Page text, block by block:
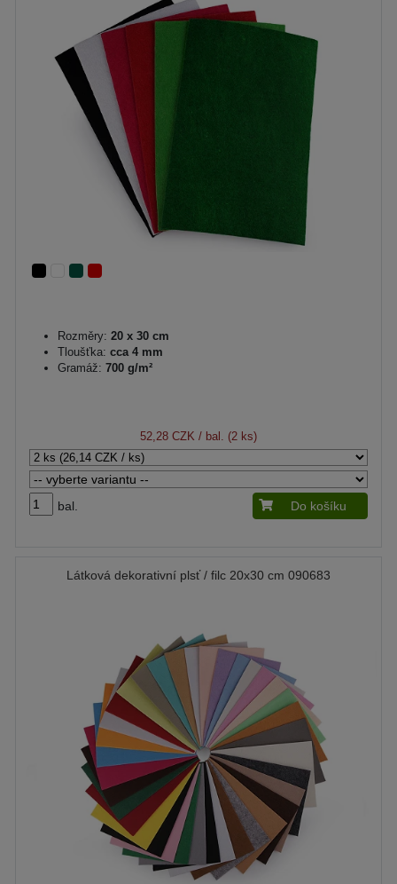
Rozměry: 20 x 30 cm
Tloušťka: cca 4 mm
Gramáž: 700 g/m²
52,28 CZK / bal. (2 ks)
bal. Do košíku
Látková dekorativní plsť / filc 20x30 cm 090683